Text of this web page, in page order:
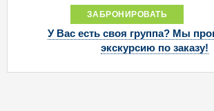
ЗАБРОНИРОВАТЬ
У Вас есть своя группа? Мы
экскурсию по заказу!